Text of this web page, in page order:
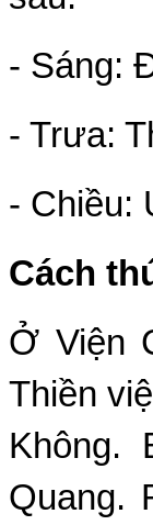
- Sáng:
- Trưa:
- Chiều:
Cách
Ở Viện
Thiền
Không.
Quang.